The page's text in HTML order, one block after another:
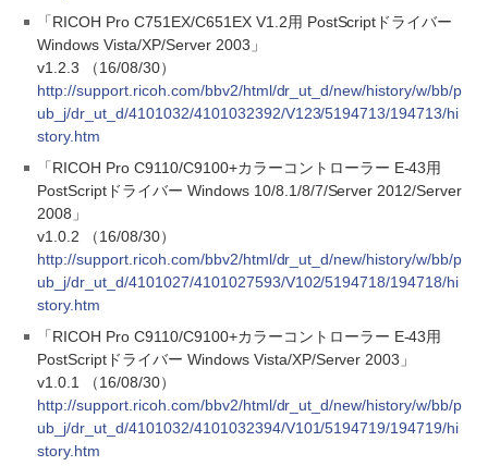
「RICOH Pro C751EX/C651EX V1.2用 PostScriptドライバー
Windows Vista/XP/Server 2003」
v1.2.3 （16/08/30）
http://support.ricoh.com/bbv2/html/dr_ut_d/new/history/w/bb/p
ub_j/dr_ut_d/4101032/4101032392/V123/5194713/194713/hi
story.htm
「RICOH Pro C9110/C9100+カラーコントローラー E-43用
PostScriptドライバー Windows 10/8.1/8/7/Server 2012/Server
2008」
v1.0.2 （16/08/30）
http://support.ricoh.com/bbv2/html/dr_ut_d/new/history/w/bb/p
ub_j/dr_ut_d/4101027/4101027593/V102/5194718/194718/hi
story.htm
「RICOH Pro C9110/C9100+カラーコントローラー E-43用
PostScriptドライバー Windows Vista/XP/Server 2003」
v1.0.1 （16/08/30）
http://support.ricoh.com/bbv2/html/dr_ut_d/new/history/w/bb/p
ub_j/dr_ut_d/4101032/4101032394/V101/5194719/194719/hi
story.htm